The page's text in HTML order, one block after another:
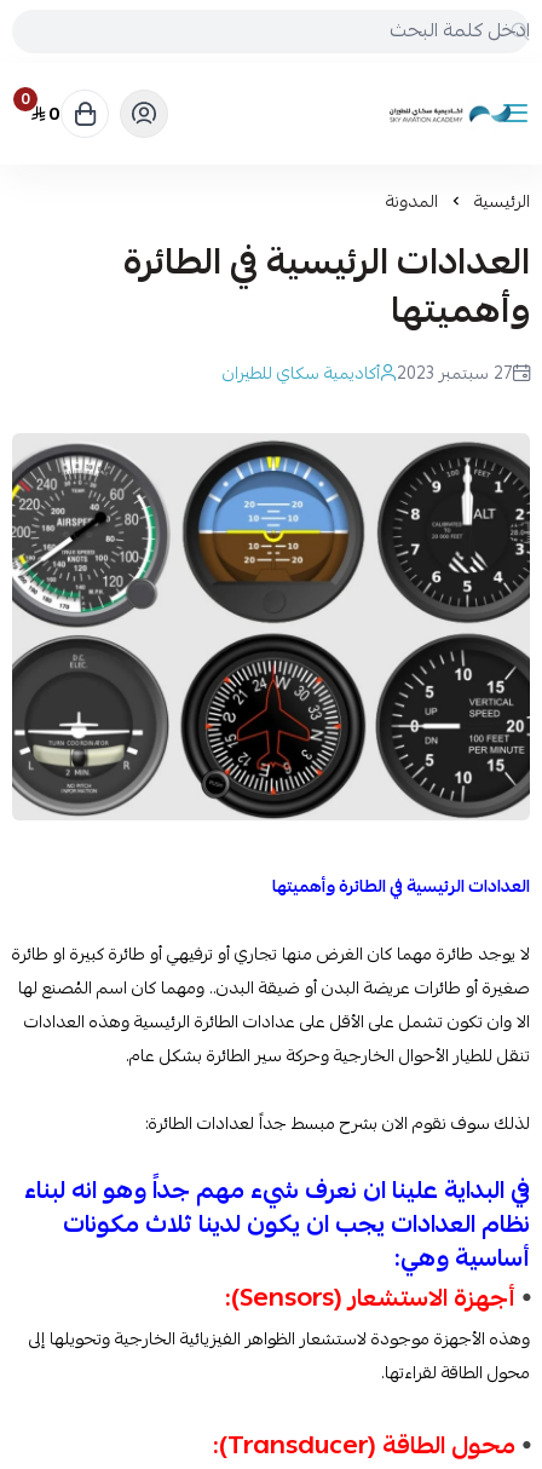
أكاديمية سكاي للطيران
0 0
الرئيسية المدونة
العدادات الرئيسية في الطائرة
وأهميتها
27 سبتمبر 2023 أكاديمية سكاي للطيران
العدادات الرئيسية في الطائرة وأهميتها
لا يوجد طائرة مهما كان الغرض منها تجاري أو ترفيهي أو طائرة كبيرة او طائرة
صغيرة أو طائرات عريضة البدن أو ضيقة البدن.. ومهما كان اسم المُصنع لها
الا وان تكون تشمل على الأقل على عدادات الطائرة الرئيسية وهذه العدادات
تنقل للطيار الأحوال الخارجية وحركة سير الطائرة بشكل عام.
لذلك سوف نقوم الان بشرح مبسط جداً لعدادات الطائرة:
في البداية علينا ان نعرف شيء مهم جداً وهو انه لبناء
نظام العدادات يجب ان يكون لدينا ثلاث مكونات
أساسية وهي:
⦁أجهزة الاستشعار (Sensors):
وهذه الأجهزة موجودة لاستشعار الظواهر الفيزيائية الخارجية وتحويلها إلى
محول الطاقة لقراءتها.
⦁محول الطاقة (Transducer):